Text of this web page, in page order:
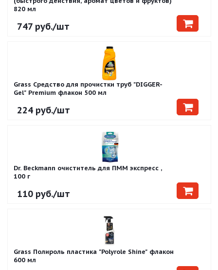
820 мл
747 руб./шт
Grass Средство для прочистки труб "DIGGER-
Gel" Premium флакон 500 мл
224 руб./шт
Dr. Beckmann очиститель для ПММ экспресс ,
100 г
110 руб./шт
Grass Полироль пластика "Polyrole Shine" флакон
600 мл